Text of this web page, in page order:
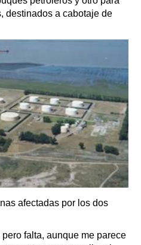
destinados a cabotaje de
afectadas por los dos
falta, aunque me parece